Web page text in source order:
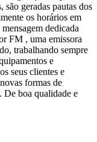
são geradas pautas dos
os horários em
dedicada
FM , uma emissora
trabalhando sempre
e
seus clientes e
formas de
De boa qualidade e